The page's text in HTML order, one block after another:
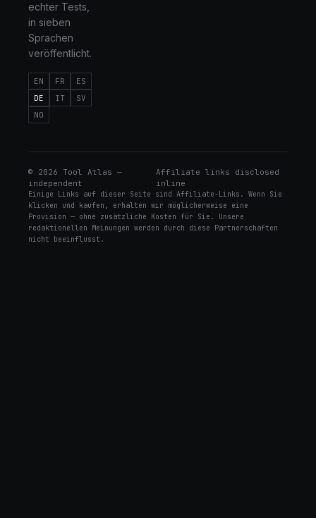
echter Tests,
in sieben
Sprachen
veröffentlicht.
EN FR
ES
DE
IT
SV
NO
© 2026 Tool Atlas —
independent
Affiliate links disclosed
inline
Einige Links auf dieser Seite sind Affiliate-Links. Wenn Sie
klicken und kaufen, erhalten wir möglicherweise eine
Provision — ohne zusätzliche Kosten für Sie. Unsere
redaktionellen Meinungen werden durch diese Partnerschaften
nicht beeinflusst.